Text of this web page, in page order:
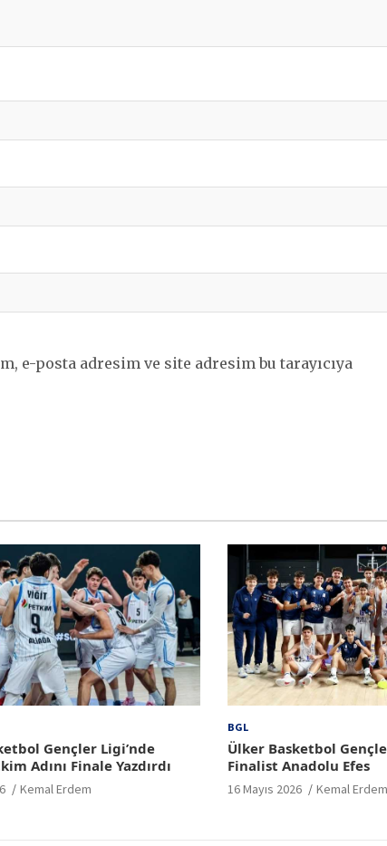
e-posta adresim ve site adresim bu tarayıcıya
Gençler Ligi’nde
Adını Finale Yazdırdı
Kemal Erdem
BGL
Ülker Basketbol
Finalist Anadolu Efes
16 Mayıs 2026 Kemal Erdem